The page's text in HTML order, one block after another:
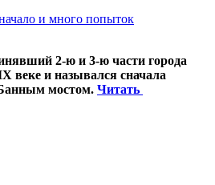
и много попыток
2-ю и 3-ю части города
веке и назывался сначала
мостом. Читать